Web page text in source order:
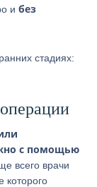
ибез
стадиях:
с помощью
всего врачи
которого